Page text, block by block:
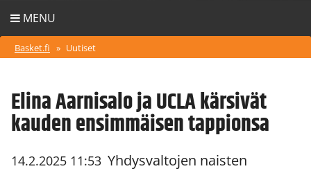
MENU
Basket.fi » Uutiset
Elina Aarnisalo ja UCLA kärsivät
kauden ensimmäisen tappionsa
14.2.2025 11:53 Yhdysvaltojen naisten